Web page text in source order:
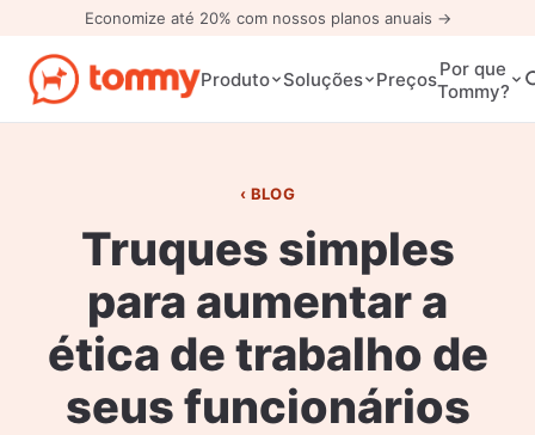
Economize até 20% com nossos planos anuais →
Produto Soluções PreçosPor que
Tommy?
BLOG
Truques simples
para aumentar a
ética de trabalho de
seus funcionários